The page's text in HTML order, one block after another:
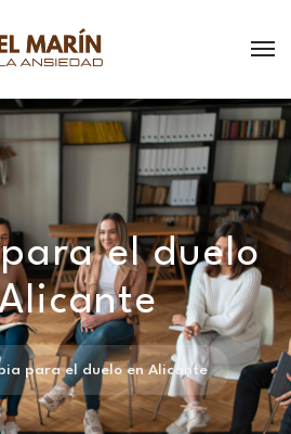
el duelo
para el duelo en Alicante